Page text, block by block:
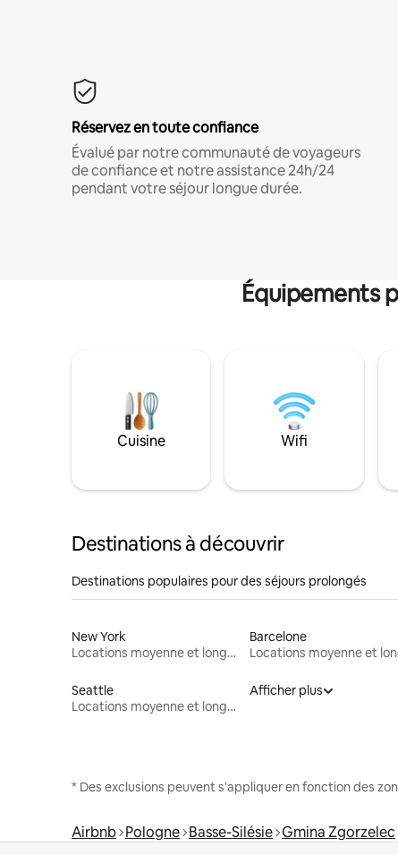
Réservez en toute confiance
Évalué par notre communauté de voyageurs
de confiance et notre assistance 24h/24
pendant votre séjour longue durée.
Équipements
Cuisine Wifi
Destinations à découvrir
Destinations populaires pour des séjours prolongés
New York
Locations moyenne et longue durée
Barcelone
Seattle
Locations moyenne et longue durée
Afficher plus
* Des exclusions peuvent s'appliquer en fonction des
Airbnb Pologne Basse-Silésie Gmina Zgorzelec